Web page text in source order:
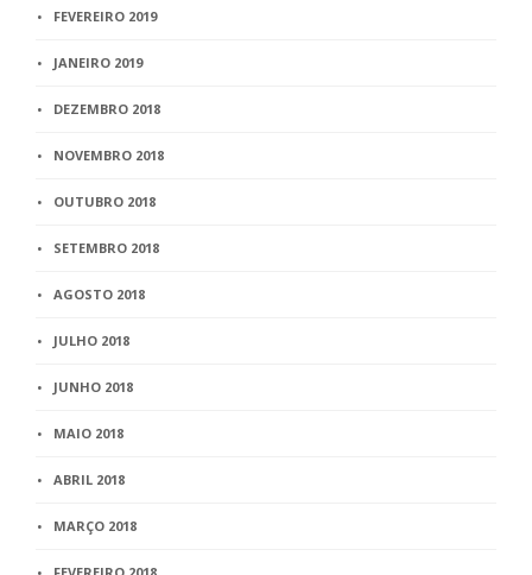
FEVEREIRO 2019
JANEIRO 2019
DEZEMBRO 2018
NOVEMBRO 2018
OUTUBRO 2018
SETEMBRO 2018
AGOSTO 2018
JULHO 2018
JUNHO 2018
MAIO 2018
ABRIL 2018
MARÇO 2018